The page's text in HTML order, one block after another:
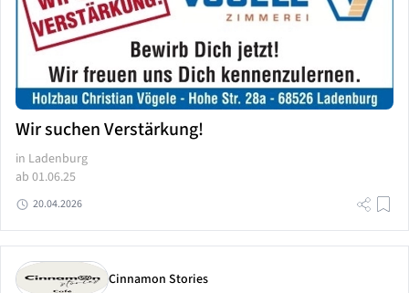
Wir suchen Verstärkung!
in Ladenburg
ab 01.06.25
20.04.2026
Cinnamon Stories